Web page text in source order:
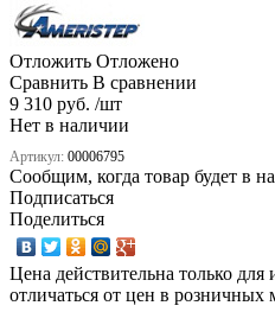
Отложить Отложено
Сравнить В сравнении
9 310 руб. /шт
Нет в наличии
Артикул: 00006795
Сообщим, когда товар будет в
Подписаться
Поделиться
Цена действительна только
отличаться от цен в розничных